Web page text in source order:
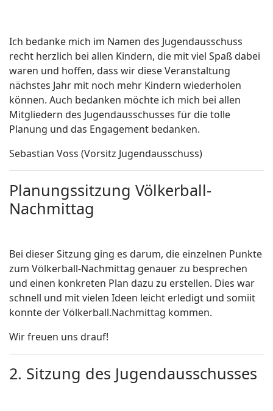
Ich bedanke mich im Namen des Jugendausschuss
recht herzlich bei allen Kindern, die mit viel Spaß dabei
waren und hoffen, dass wir diese Veranstaltung
nächstes Jahr mit noch mehr Kindern wiederholen
können. Auch bedanken möchte ich mich bei allen
Mitgliedern des Jugendausschusses für die tolle
Planung und das Engagement bedanken.
Sebastian Voss (Vorsitz Jugendausschuss)
Planungssitzung Völkerball-
Nachmittag
Bei dieser Sitzung ging es darum, die einzelnen Punkte
zum Völkerball-Nachmittag genauer zu besprechen
und einen konkreten Plan dazu zu erstellen. Dies war
schnell und mit vielen Ideen leicht erledigt und somiit
konnte der Völkerball.Nachmittag kommen.
Wir freuen uns drauf!
2. Sitzung des Jugendausschusses